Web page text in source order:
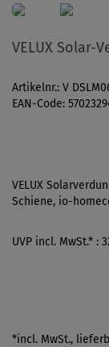
VELUX Solar-
Artikelnr.: V
EAN-Code:
VELUX
Schiene, io-
UVP incl. MwSt.* :
*incl. MwSt.,